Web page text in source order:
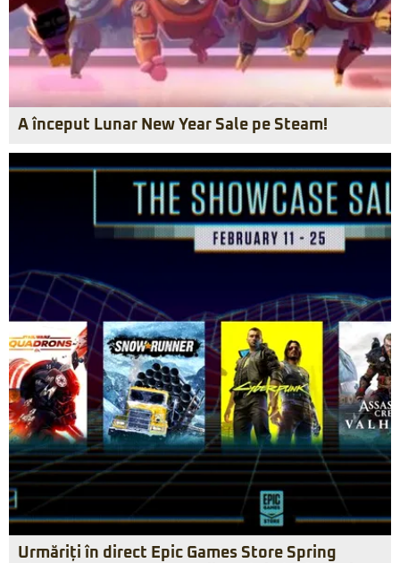
A început Lunar New Year Sale pe Steam!
Urmăriți în direct Epic Games Store Spring